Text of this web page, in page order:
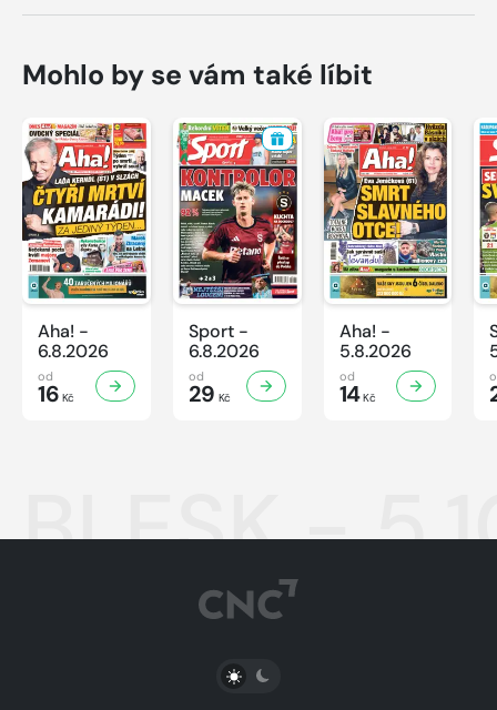
Mohlo by se vám také líbit
Aha! -
6.8.2026
od
16 Kč
Sport -
6.8.2026
od
29 Kč
Aha! -
5.8.2026
od
14Kč
BLESK -
PŘEPNOUT SVĚTLÝ/TMAVÝ REŽIM